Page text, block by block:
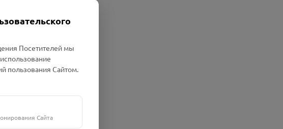
18
Посетителей мы
пользования Сайтом.
Сайта